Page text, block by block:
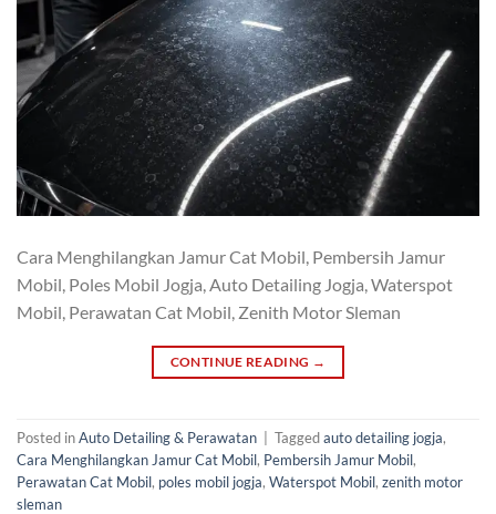
Cara Menghilangkan Jamur Cat Mobil, Pembersih Jamur
Mobil, Poles Mobil Jogja, Auto Detailing Jogja, Waterspot
Mobil, Perawatan Cat Mobil, Zenith Motor Sleman
CONTINUE READING →
Posted inAuto Detailing & Perawatan Taggedauto detailing jogja,
Cara Menghilangkan Jamur Cat Mobil, Pembersih Jamur Mobil,
Perawatan Cat Mobil, poles mobil jogja, Waterspot Mobil, zenith motor
sleman